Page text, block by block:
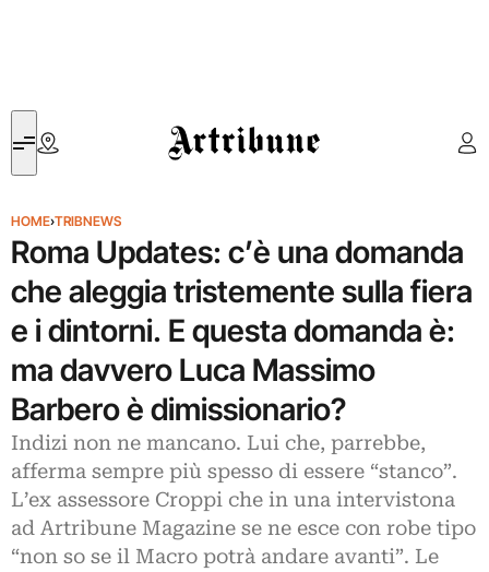
Artribune
HOME›TRIBNEWS
Roma Updates: c’è una domanda
che aleggia tristemente sulla fiera
e i dintorni. E questa domanda è:
ma davvero Luca Massimo
Barbero è dimissionario?
Indizi non ne mancano. Lui che, parrebbe,
afferma sempre più spesso di essere “stanco”.
L’ex assessore Croppi che in una intervistona
ad Artribune Magazine se ne esce con robe tipo
“non so se il Macro potrà andare avanti”. Le